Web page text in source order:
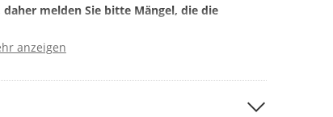
melden Sie bitte Mängel, die die
anzeigen